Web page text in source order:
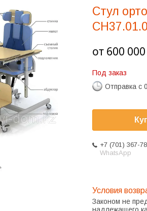
Стул
от 600
Под заказ
Отправка с
+7 (701) 367-
WhatsApp
Законом не